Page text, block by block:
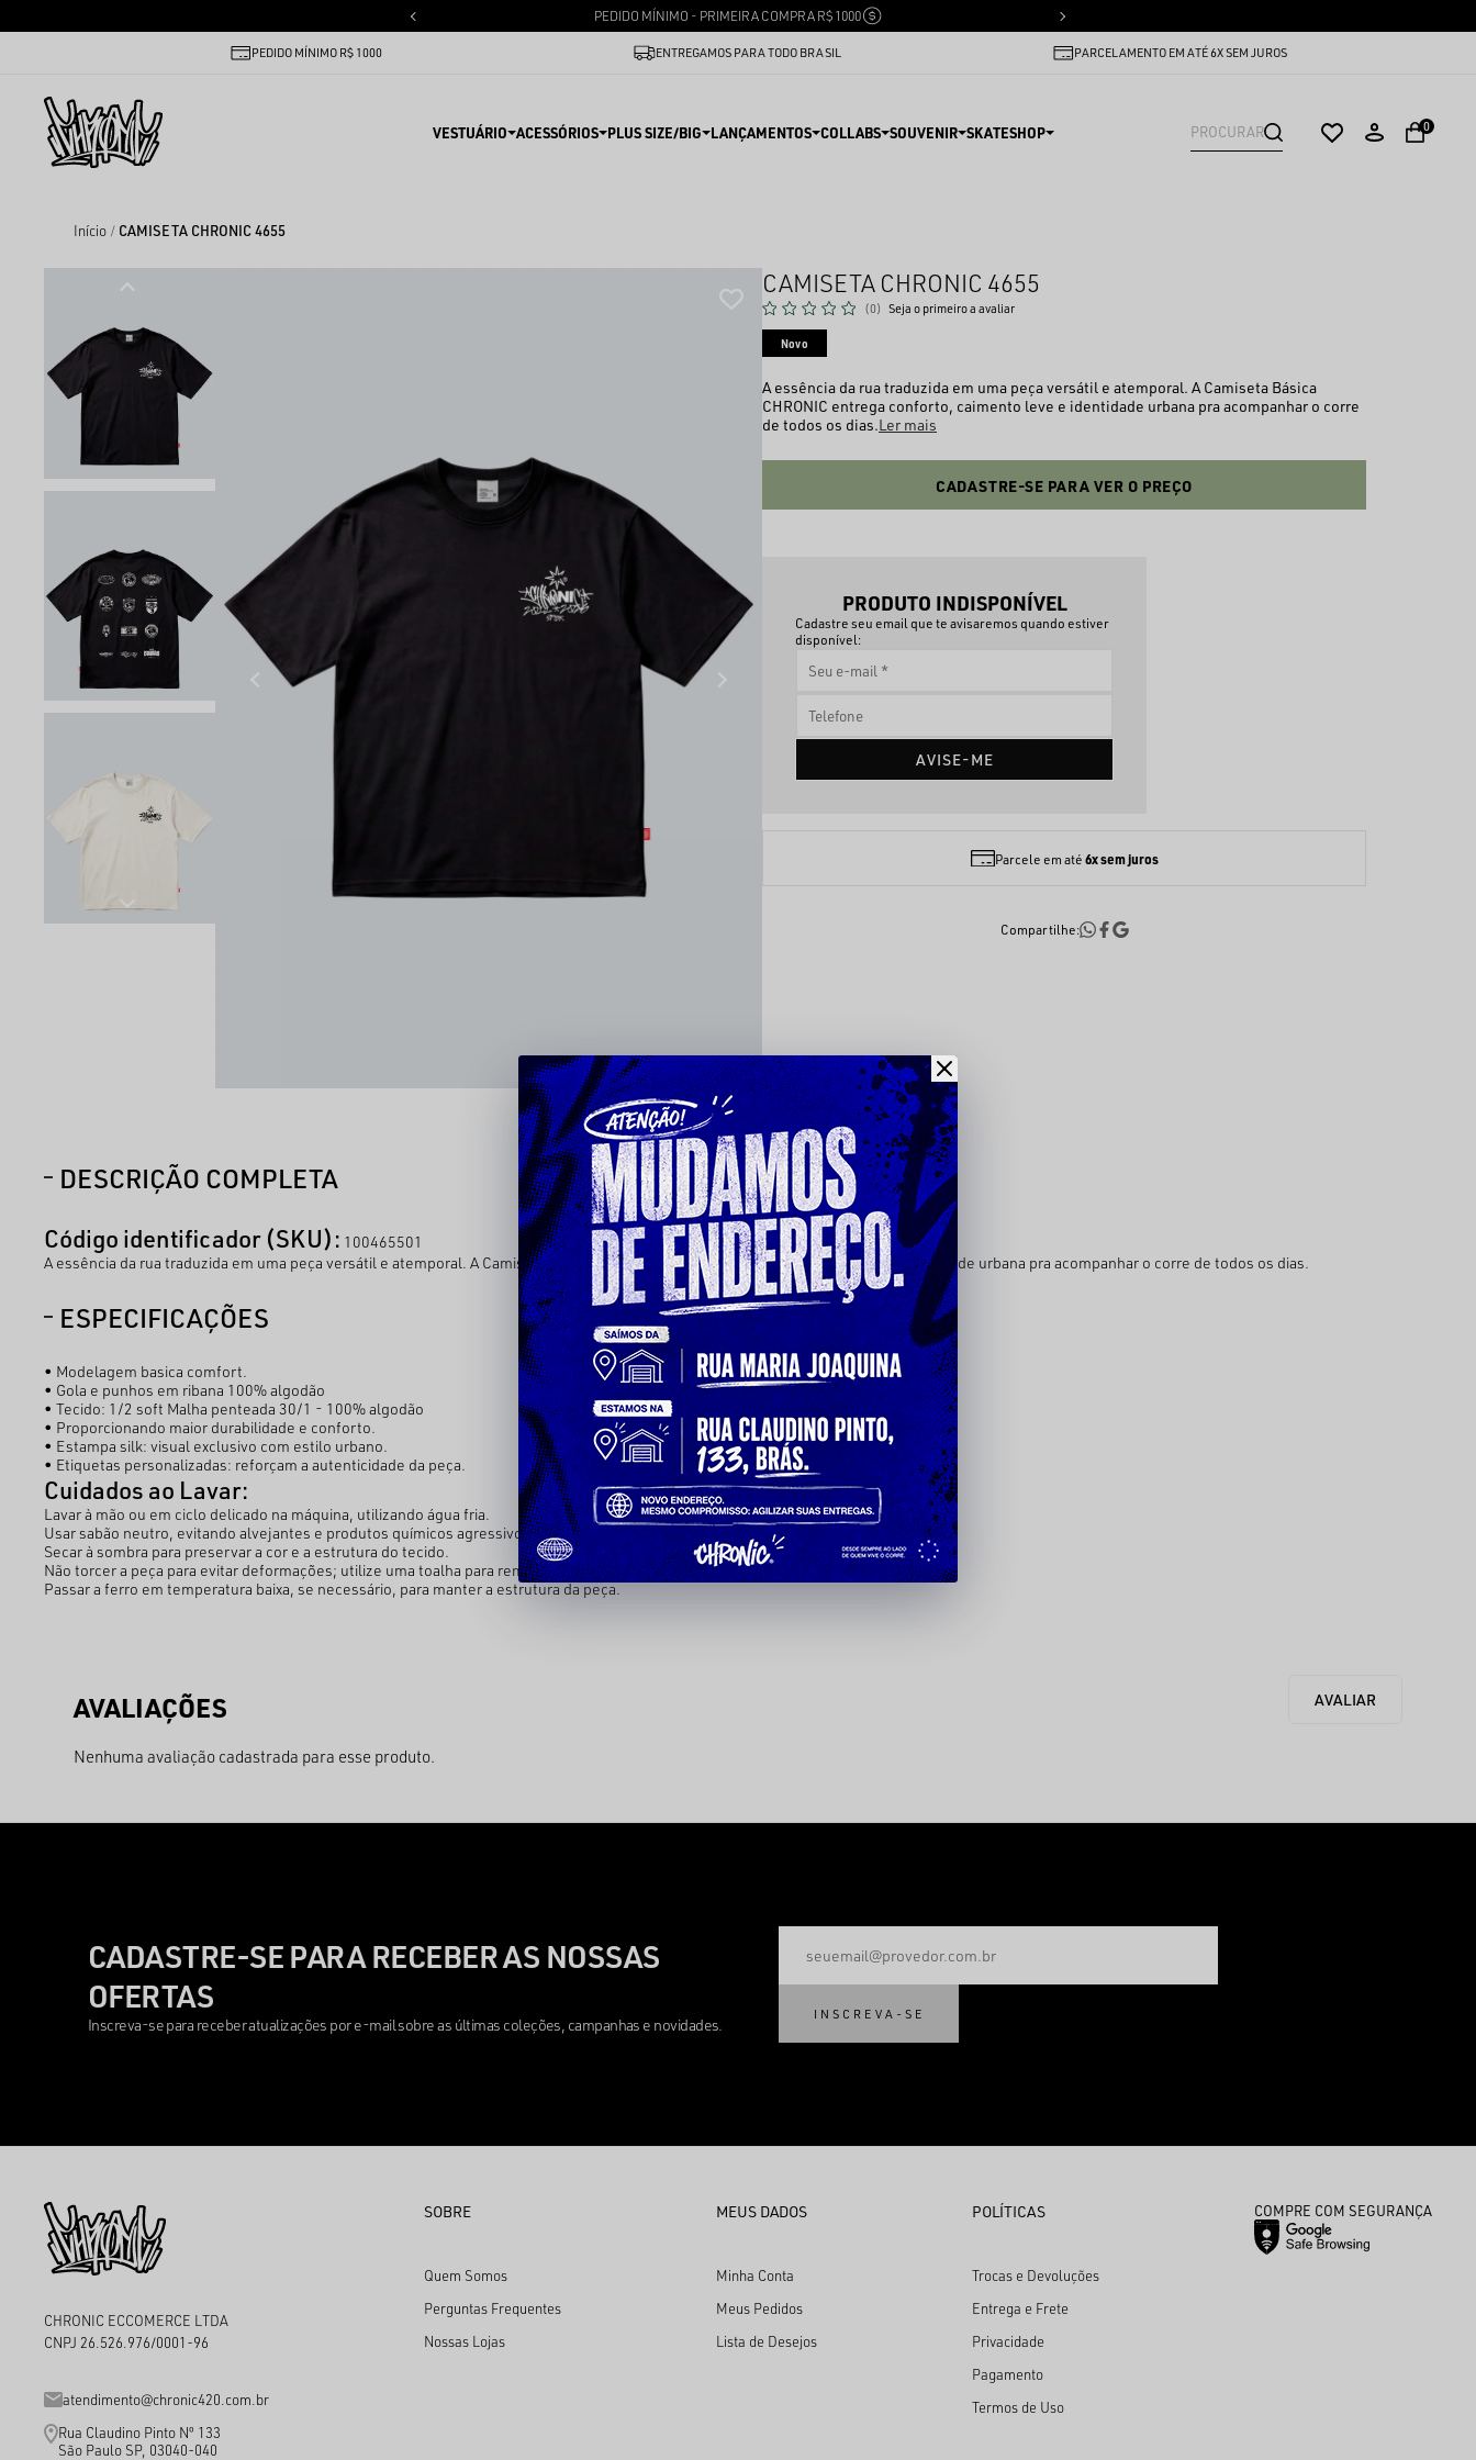
PEDIDO MÍNIMO - PRIMEIRA COMPRA R$ 1000
PEDIDO MÍNIMO R$ 1000 ENTREGAMOS PARA TODO BRASIL PARCELAMENTO EM ATÉ 6X SEM JUROS
VESTUÁRIO ACESSÓRIOS PLUS SIZE/BIG LANÇAMENTOS COLLABS SOUVENIR SKATESHOP 0
Início CAMISETA CHRONIC 4655
CAMISETA CHRONIC 4655
(0) Seja o primeiro a avaliar
Novo
A essência da rua traduzida em uma peça versátil e atemporal. A Camiseta Básica
CHRONIC entrega conforto, caimento leve e identidade urbana pra acompanhar o corre
de todos os dias.Ler mais
CADASTRE-SE PARA VER O PREÇO
PRODUTO INDISPONÍVEL
Cadastre seu email que te avisaremos quando estiver
disponível:
AVISE-ME
Parcele em até 6x sem juros
Compartilhe:
DESCRIÇÃO COMPLETA
Código identificador (SKU): 100465501
A essência da rua traduzida em uma peça versátil e atemporal. A Camiseta Básica CHRONIC entrega conforto, caimento leve e identidade urbana pra acompanhar o corre de todos os dias.
ESPECIFICAÇÕES
• Modelagem basica comfort.
• Gola e punhos em ribana 100% algodão
• Tecido: 1/2 soft Malha penteada 30/1 - 100% algodão
• Proporcionando maior durabilidade e conforto.
• Estampa silk: visual exclusivo com estilo urbano.
• Etiquetas personalizadas: reforçam a autenticidade da peça.
Cuidados ao Lavar:
Lavar à mão ou em ciclo delicado na máquina, utilizando água fria.
Usar sabão neutro, evitando alvejantes e produtos químicos agressivos.
Secar à sombra para preservar a cor e a estrutura do tecido.
Não torcer a peça para evitar deformações; utilize uma toalha para remover o excesso de água.
Passar a ferro em temperatura baixa, se necessário, para manter a estrutura da peça.
Nenhuma avaliação cadastrada para esse produto.
CADASTRE-SE PARA RECEBER AS NOSSAS
OFERTAS
Inscreva-se para receber atualizações por e-mail sobre as últimas coleções, campanhas e novidades.
INSCREVA-SE
CHRONIC ECCOMERCE LTDA
CNPJ 26.526.976/0001-96
atendimento@chronic420.com.br
Rua Claudino Pinto Nº 133
São Paulo SP, 03040-040
SOBRE
Quem Somos
Perguntas Frequentes
Nossas Lojas
MEUS DADOS
Minha Conta
Meus Pedidos
Lista de Desejos
POLÍTICAS
Trocas e Devoluções
Entrega e Frete
Privacidade
Pagamento
Termos de Uso
COMPRE COM SEGURANÇA